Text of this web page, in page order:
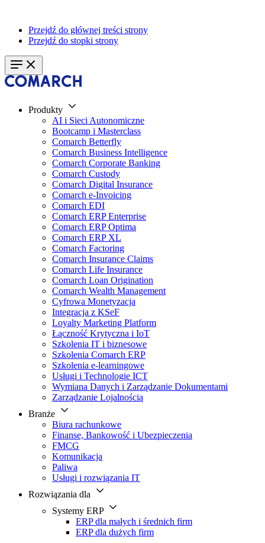
Przejdź do głównej treści strony
Przejdź do stopki strony
Produkty
AI i Sieci Autonomiczne
Bootcamp i Masterclass
Comarch Betterfly
Comarch Business Intelligence
Comarch Corporate Banking
Comarch Custody
Comarch Digital Insurance
Comarch e-Invoicing
Comarch EDI
Comarch ERP Enterprise
Comarch ERP Optima
Comarch ERP XL
Comarch Factoring
Comarch Insurance Claims
Comarch Life Insurance
Comarch Loan Origination
Comarch Wealth Management
Cyfrowa Monetyzacja
Integracja z KSeF
Loyalty Marketing Platform
Łączność Krytyczna i IoT
Szkolenia IT i biznesowe
Szkolenia Comarch ERP
Szkolenia e-learningowe
Usługi i Technologie ICT
Wymiana Danych i Zarządzanie Dokumentami
Zarządzanie Lojalnością
Branże
Biura rachunkowe
Finanse, Bankowość i Ubezpieczenia
FMCG
Komunikacja
Paliwa
Usługi i rozwiązania IT
Rozwiązania dla
Systemy ERP
ERP dla małych i średnich firm
ERP dla dużych firm